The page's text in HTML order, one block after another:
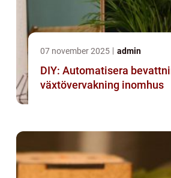
07 november 2025 admin
DIY: Automatisera
växtövervakning inomhus